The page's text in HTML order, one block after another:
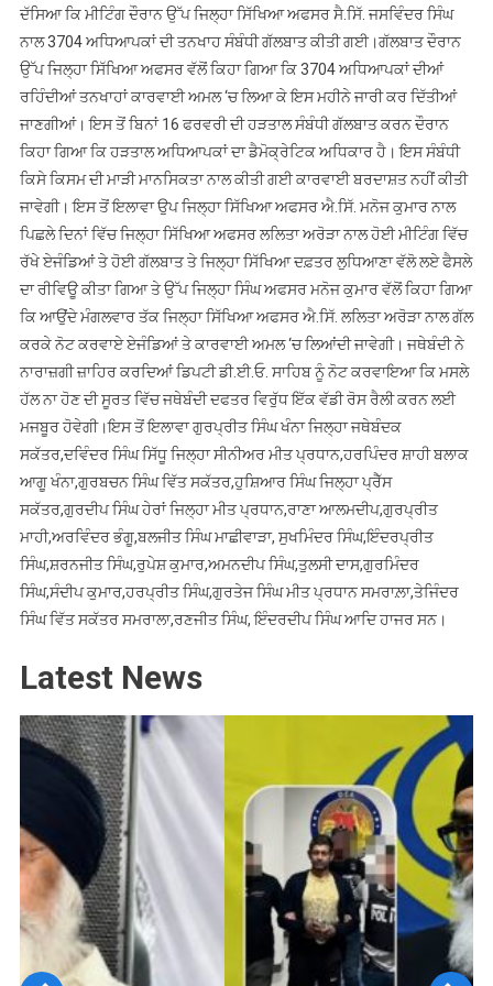
ਦੱਸਿਆ ਕਿ ਮੀਟਿੰਗ ਦੌਰਾਨ ਉੱਪ ਜਿਲ੍ਹਾ ਸਿੱਖਿਆ ਅਫਸਰ ਸੈ.ਸਿੱ. ਜਸਵਿੰਦਰ ਸਿੰਘ
ਨਾਲ 3704 ਅਧਿਆਪਕਾਂ ਦੀ ਤਨਖਾਹ ਸੰਬੰਧੀ ਗੱਲਬਾਤ ਕੀਤੀ ਗਈ।ਗੱਲਬਾਤ ਦੌਰਾਨ
ਉੱਪ ਜਿਲ੍ਹਾ ਸਿੱਖਿਆ ਅਫਸਰ ਵੱਲੋਂ ਕਿਹਾ ਗਿਆ ਕਿ 3704 ਅਧਿਆਪਕਾਂ ਦੀਆਂ
ਰਹਿੰਦੀਆਂ ਤਨਖਾਹਾਂ ਕਾਰਵਾਈ ਅਮਲ ‘ਚ ਲਿਆ ਕੇ ਇਸ ਮਹੀਨੇ ਜਾਰੀ ਕਰ ਦਿੱਤੀਆਂ
ਜਾਣਗੀਆਂ। ਇਸ ਤੋਂ ਬਿਨਾਂ 16 ਫਰਵਰੀ ਦੀ ਹੜਤਾਲ ਸੰਬੰਧੀ ਗੱਲਬਾਤ ਕਰਨ ਦੌਰਾਨ
ਕਿਹਾ ਗਿਆ ਕਿ ਹੜਤਾਲ ਅਧਿਆਪਕਾਂ ਦਾ ਡੈਮੋਕ੍ਰੇਟਿਕ ਅਧਿਕਾਰ ਹੈ। ਇਸ ਸੰਬੰਧੀ
ਕਿਸੇ ਕਿਸਮ ਦੀ ਮਾੜੀ ਮਾਨਸਿਕਤਾ ਨਾਲ ਕੀਤੀ ਗਈ ਕਾਰਵਾਈ ਬਰਦਾਸ਼ਤ ਨਹੀਂ ਕੀਤੀ
ਜਾਵੇਗੀ। ਇਸ ਤੋਂ ਇਲਾਵਾ ਉਪ ਜਿਲ੍ਹਾ ਸਿੱਖਿਆ ਅਫਸਰ ਐ.ਸਿੱ. ਮਨੋਜ ਕੁਮਾਰ ਨਾਲ
ਪਿਛਲੇ ਦਿਨਾਂ ਵਿੱਚ ਜਿਲ੍ਹਾ ਸਿੱਖਿਆ ਅਫਸਰ ਲਲਿਤਾ ਅਰੋੜਾ ਨਾਲ ਹੋਈ ਮੀਟਿੰਗ ਵਿੱਚ
ਰੱਖੇ ਏਜੰਡਿਆਂ ਤੇ ਹੋਈ ਗੱਲਬਾਤ ਤੇ ਜਿਲ੍ਹਾ ਸਿੱਖਿਆ ਦਫ਼ਤਰ ਲੁਧਿਆਣਾ ਵੱਲੋ ਲਏ ਫੈਸਲੇ
ਦਾ ਰੀਵਿਊ ਕੀਤਾ ਗਿਆ ਤੇ ਉੱਪ ਜਿਲ੍ਹਾ ਸਿੰਘ ਅਫਸਰ ਮਨੋਜ ਕੁਮਾਰ ਵੱਲੋਂ ਕਿਹਾ ਗਿਆ
ਕਿ ਆਉਂਦੇ ਮੰਗਲਵਾਰ ਤੱਕ ਜਿਲ੍ਹਾ ਸਿੱਖਿਆ ਅਫਸਰ ਐ.ਸਿੱ. ਲਲਿਤਾ ਅਰੋੜਾ ਨਾਲ ਗੱਲ
ਕਰਕੇ ਨੋਟ ਕਰਵਾਏ ਏਜੰਡਿਆਂ ਤੇ ਕਾਰਵਾਈ ਅਮਲ ‘ਚ ਲਿਆਂਦੀ ਜਾਵੇਗੀ। ਜਥੇਬੰਦੀ ਨੇ
ਨਾਰਾਜ਼ਗੀ ਜ਼ਾਹਿਰ ਕਰਦਿਆਂ ਡਿਪਟੀ ਡੀ.ਈ.ਓ. ਸਾਹਿਬ ਨੂੰ ਨੋਟ ਕਰਵਾਇਆ ਕਿ ਮਸਲੇ
ਹੱਲ ਨਾ ਹੋਣ ਦੀ ਸੂਰਤ ਵਿੱਚ ਜਥੇਬੰਦੀ ਦਫਤਰ ਵਿਰੁੱਧ ਇੱਕ ਵੱਡੀ ਰੋਸ ਰੈਲੀ ਕਰਨ ਲਈ
ਮਜਬੂਰ ਹੋਵੇਗੀ।ਇਸ ਤੋਂ ਇਲਾਵਾ ਗੁਰਪ੍ਰੀਤ ਸਿੰਘ ਖੰਨਾ ਜਿਲ੍ਹਾ ਜਥੇਬੰਦਕ
ਸਕੱਤਰ,ਦਵਿੰਦਰ ਸਿੰਘ ਸਿੱਧੂ ਜਿਲ੍ਹਾ ਸੀਨੀਅਰ ਮੀਤ ਪ੍ਰਧਾਨ,ਹਰਪਿੰਦਰ ਸ਼ਾਹੀ ਬਲਾਕ
ਆਗੂ ਖੰਨਾ,ਗੁਰਬਚਨ ਸਿੰਘ ਵਿੱਤ ਸਕੱਤਰ,ਹੁਸ਼ਿਆਰ ਸਿੰਘ ਜਿਲ੍ਹਾ ਪ੍ਰੈੱਸ
ਸਕੱਤਰ,ਗੁਰਦੀਪ ਸਿੰਘ ਹੇਰਾਂ ਜਿਲ੍ਹਾ ਮੀਤ ਪ੍ਰਧਾਨ,ਰਾਣਾ ਆਲਮਦੀਪ,ਗੁਰਪ੍ਰੀਤ
ਮਾਹੀ,ਅਰਵਿੰਦਰ ਭੰਗੂ,ਬਲਜੀਤ ਸਿੰਘ ਮਾਛੀਵਾੜਾ, ਸੁਖਮਿੰਦਰ ਸਿੰਘ,ਇੰਦਰਪ੍ਰੀਤ
ਸਿੰਘ,ਸ਼ਰਨਜੀਤ ਸਿੰਘ,ਰੁਪੇਸ਼ ਕੁਮਾਰ,ਅਮਨਦੀਪ ਸਿੰਘ,ਤੁਲਸੀ ਦਾਸ,ਗੁਰਮਿੰਦਰ
ਸਿੰਘ,ਸੰਦੀਪ ਕੁਮਾਰ,ਹਰਪ੍ਰੀਤ ਸਿੰਘ,ਗੁਰਤੇਜ ਸਿੰਘ ਮੀਤ ਪ੍ਰਧਾਨ ਸਮਰਾਲ਼ਾ,ਤੇਜਿੰਦਰ
ਸਿੰਘ ਵਿੱਤ ਸਕੱਤਰ ਸਮਰਾਲਾ,ਰਣਜੀਤ ਸਿੰਘ, ਇੰਦਰਦੀਪ ਸਿੰਘ ਆਦਿ ਹਾਜਰ ਸਨ।
Latest News
Previous Next